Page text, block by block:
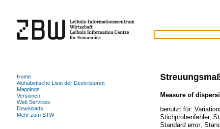
Measure of
benutzt für:
Stichprobenfehler,
Standard error,
Home
Alphabetische Liste der Deskriptoren
Mappings
Versionen
Web Services
Downloads
Mehr zum STW